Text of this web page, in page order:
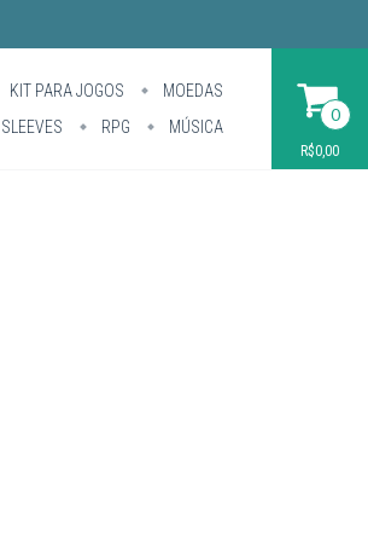
KIT PARA JOGOS
MOEDAS
SLEEVES
RPG MÚSICA
0
R$0,00